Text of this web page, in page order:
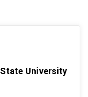
University